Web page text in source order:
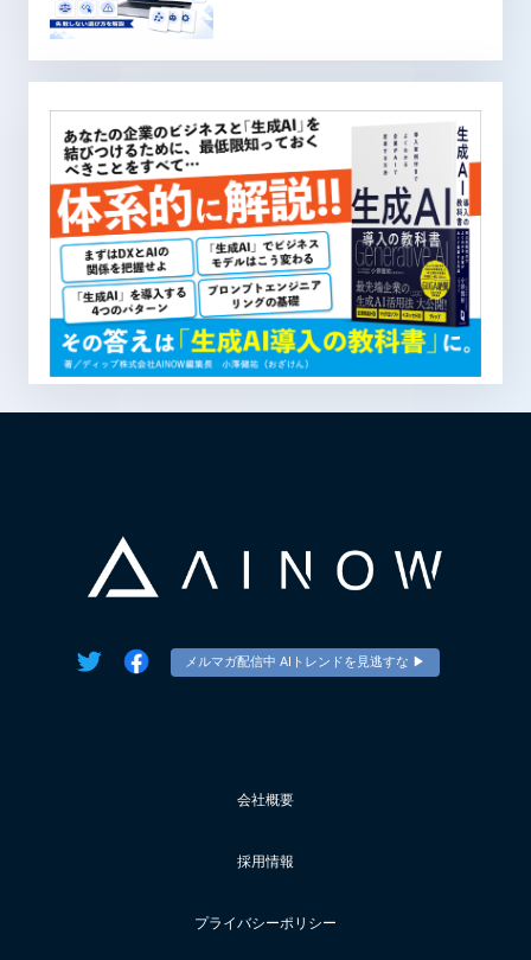
メルマガ配信中 AIトレンドを見逃すな ▶︎
会社概要
採用情報
プライバシーポリシー